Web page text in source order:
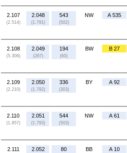
2.107
(2.514)
2.048
(1.791)
543
(502)
NW A 535
2.108
(5.306)
2.049
(267)
194
(60)
BW B 27
2.109
(2.210)
2.050
(1.792)
336
(303)
BY A 92
2.110
(1.857)
2.051
(1.793)
544
(503)
NW A 61
2.111 2.052 80 BB A 10